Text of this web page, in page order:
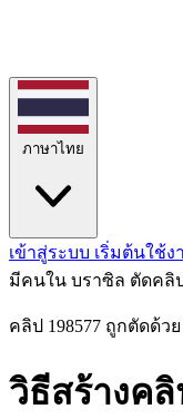
ภาษาไทย
เข้าสู่ระบบ เริ่มต้นใช้ง
มีคนใน บราซิล ตัดคลิ
คลิป 198577 ถูกตัดด้วย
วิธีสร้างค